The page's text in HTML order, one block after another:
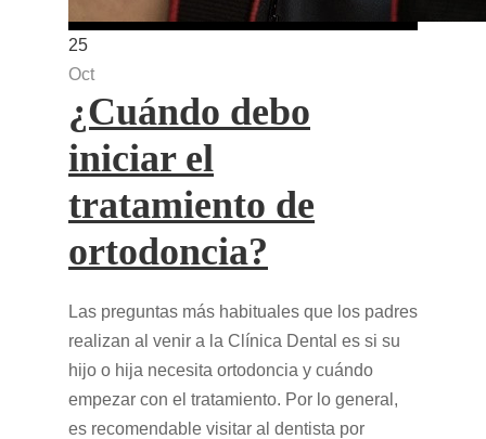
25
Oct
¿Cuándo debo
iniciar el
tratamiento de
ortodoncia?
Las preguntas más habituales que los padres
realizan al venir a la Clínica Dental es si su
hijo o hija necesita ortodoncia y cuándo
empezar con el tratamiento. Por lo general,
es recomendable visitar al dentista por